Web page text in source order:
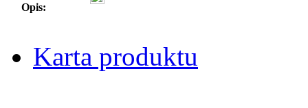
Opis:
Karta produktu